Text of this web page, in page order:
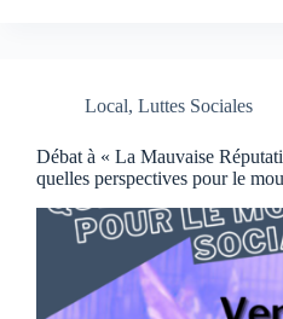
Local, Luttes Sociales
Débat à « La Mauvaise
quelles perspectives pour le